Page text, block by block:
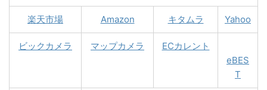
楽天市場 Amazon キタムラ Yahoo
ビックカメラ マップカメラ
ECカレント
eBES
T